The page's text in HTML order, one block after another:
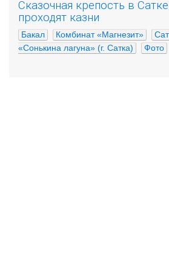
Сказочная крепость в
проходят казни
Бакал Комбинат «Магнезит»
«Сонькина лагуна» (г. Сатка)
Фото